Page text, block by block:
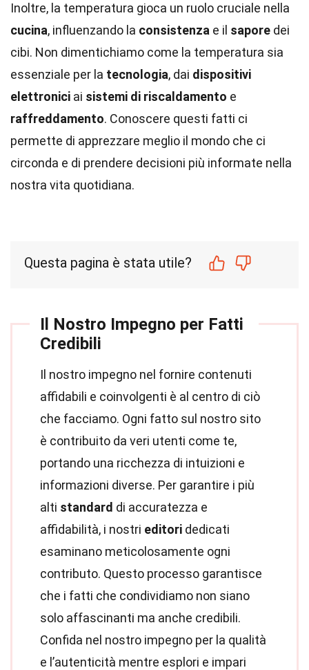
Inoltre, la temperatura gioca un ruolo cruciale nella
cucina, influenzando la consistenza e il sapore dei
cibi. Non dimentichiamo come la temperatura sia
essenziale per la tecnologia, dai dispositivi
elettronici ai sistemi di riscaldamento e
raffreddamento. Conoscere questi fatti ci
permette di apprezzare meglio il mondo che ci
circonda e di prendere decisioni più informate nella
nostra vita quotidiana.
Questa pagina è stata utile?
Il Nostro Impegno per Fatti
Credibili
Il nostro impegno nel fornire contenuti
affidabili e coinvolgenti è al centro di ciò
che facciamo. Ogni fatto sul nostro sito
è contribuito da veri utenti come te,
portando una ricchezza di intuizioni e
informazioni diverse. Per garantire i più
alti standard di accuratezza e
affidabilità, i nostri editori dedicati
esaminano meticolosamente ogni
contributo. Questo processo garantisce
che i fatti che condividiamo non siano
solo affascinanti ma anche credibili.
Confida nel nostro impegno per la qualità
e l’autenticità mentre esplori e impari